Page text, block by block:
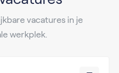
vacatures in je
werkplek.